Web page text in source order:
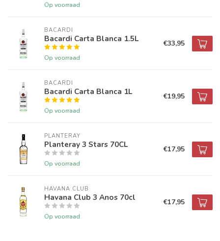
Op voorraad
BACARDI
Bacardi Carta Blanca 1.5L
Op voorraad
€33,95
BACARDI
Bacardi Carta Blanca 1L
Op voorraad
€19,95
PLANTERAY
Planteray 3 Stars 70CL
Op voorraad
€17,95
HAVANA CLUB
Havana Club 3 Anos 70cl
Op voorraad
€17,95